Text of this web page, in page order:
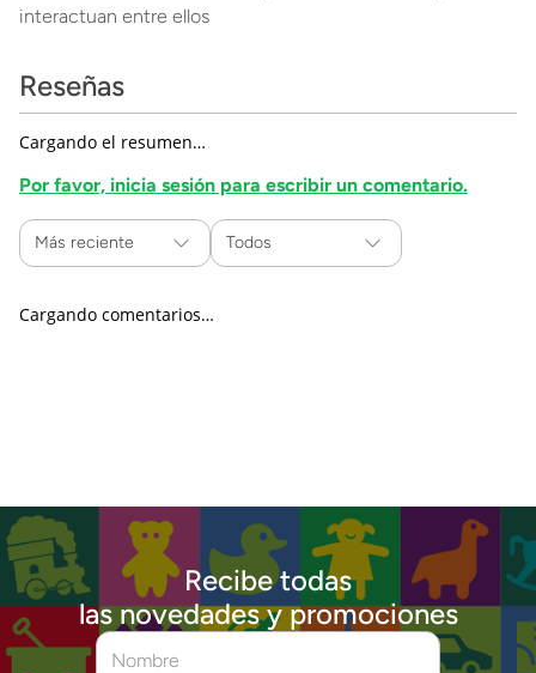
interactuan entre ellos
Reseñas
Cargando el resumen…
Por favor, inicia sesión para escribir un comentario.
Más reciente Todos
Cargando comentarios…
Recibe todas
las novedades y promociones